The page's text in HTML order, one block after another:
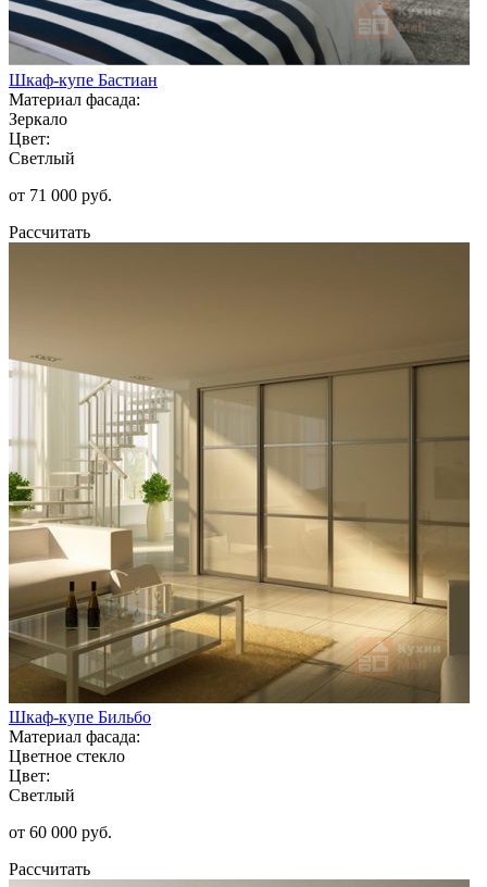
Шкаф-купе Бастиан
Материал фасада:
Зеркало
Цвет:
Светлый
от 71 000 руб.
Рассчитать
Шкаф-купе Бильбо
Материал фасада:
Цветное стекло
Цвет:
Светлый
от 60 000 руб.
Рассчитать